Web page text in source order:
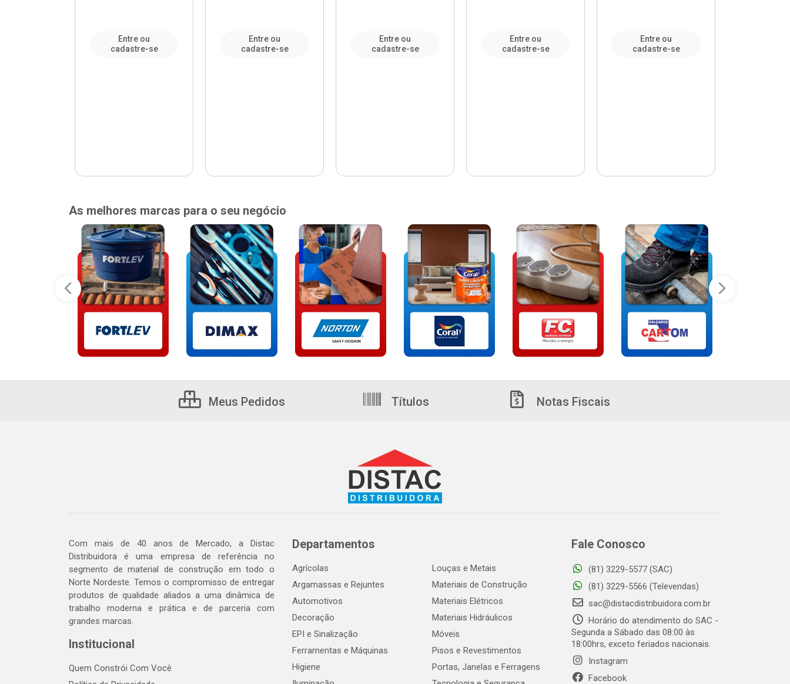
Entre ou
cadastre-se
Entre ou
cadastre-se
Entre ou
cadastre-se
Entre ou
cadastre-se
Entre ou
cadastre-se
As melhores marcas para o seu negócio
Meus Pedidos Títulos Notas Fiscais
Com mais de 40 anos de Mercado, a Distac
Distribuidora é uma empresa de referência no
segmento de material de construção em todo o
Norte Nordeste. Temos o compromisso de entregar
produtos de qualidade aliados a uma dinâmica de
trabalho moderna e prática e de parceria com
grandes marcas.
Institucional
Quem Constrói Com Você
Departamentos
Agrícolas
Argamassas e Rejuntes
Automotivos
Decoração
EPI e Sinalização
Ferramentas e Máquinas
Higiene
Louças e Metais
Materiais de Construção
Materiais Elétricos
Materiais Hidráulicos
Móveis
Pisos e Revestimentos
Portas, Janelas e Ferragens
Fale Conosco
(81) 3229-5577 (SAC)
(81) 3229-5566 (Televendas)
sac@distacdistribuidora.com.br
Horário do atendimento do SAC -
Segunda a Sábado das 08:00 às
18:00hrs, exceto feriados nacionais.
Instagram
Facebook